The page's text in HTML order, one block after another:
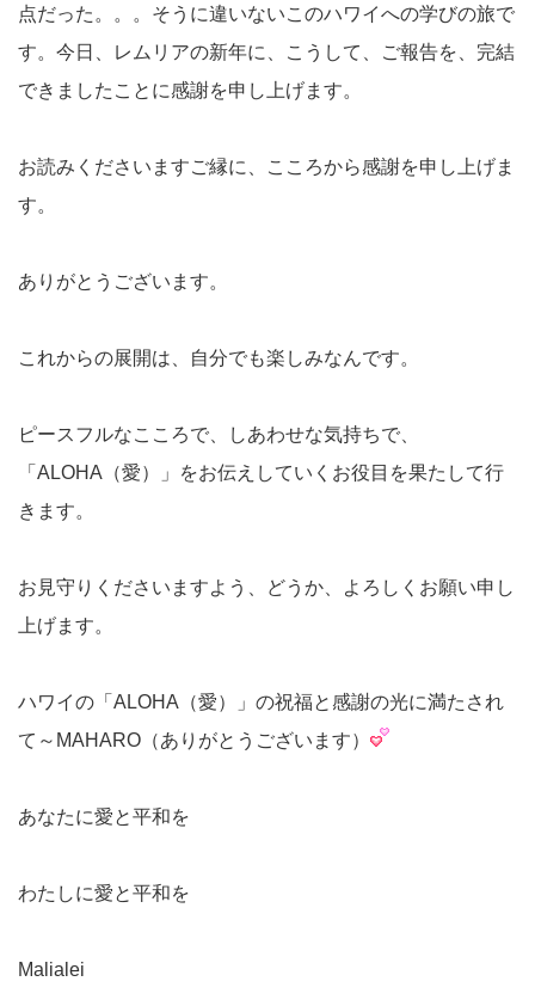
点だった。。。そうに違いないこのハワイへの学びの旅で
す。今日、レムリアの新年に、こうして、ご報告を、完結
できましたことに感謝を申し上げます。
お読みくださいますご縁に、こころから感謝を申し上げま
す。
ありがとうございます。
これからの展開は、自分でも楽しみなんです。
ピースフルなこころで、しあわせな気持ちで、
「ALOHA（愛）」をお伝えしていくお役目を果たして行
きます。
お見守りくださいますよう、どうか、よろしくお願い申し
上げます。
ハワイの「ALOHA（愛）」の祝福と感謝の光に満たされ
て～MAHARO（ありがとうございます）
あなたに愛と平和を
わたしに愛と平和を
Malialei